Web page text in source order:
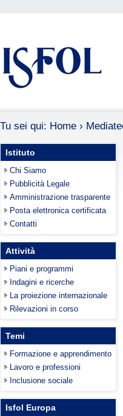
Tu sei qui: Home ›
Istituto
Chi Siamo
Pubblicità Legale
Amministrazione trasparente
Posta elettronica certificata
Contatti
Attività
Piani e programmi
Indagini e ricerche
La proiezione internazionale
Rilevazioni in corso
Temi
Formazione e apprendimento
Lavoro e professioni
Inclusione sociale
Isfol Europa